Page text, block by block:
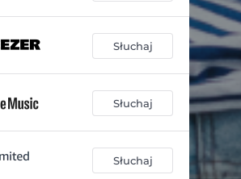
Słuchaj
Słuchaj
Słuchaj